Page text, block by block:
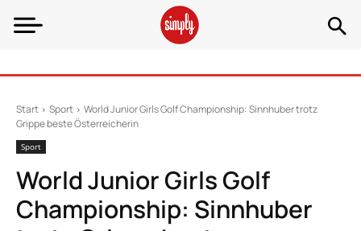
Start Sport
World Junior Girls Golf Championship: Sinnhuber trotz
Grippe beste Österreicherin
Sport
World Junior Girls Golf
Championship: Sinnhuber